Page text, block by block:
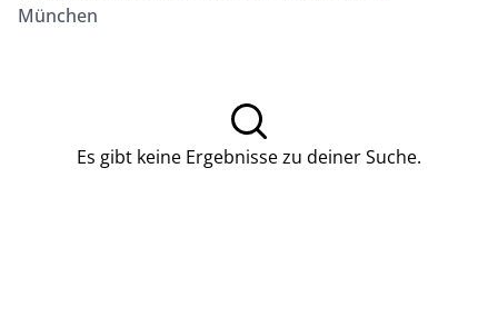
München
Es gibt keine Ergebnisse zu deiner Suche.